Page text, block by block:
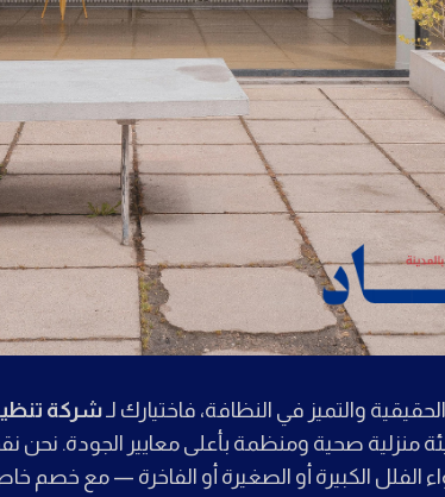
والتميز في النظافة، فاختيارك لـشركة
منزلية صحية ومنظمة بأعلى معايير الجودة.
الفلل الكبيرة أو الصغيرة أو الفاخرة — مع خصم